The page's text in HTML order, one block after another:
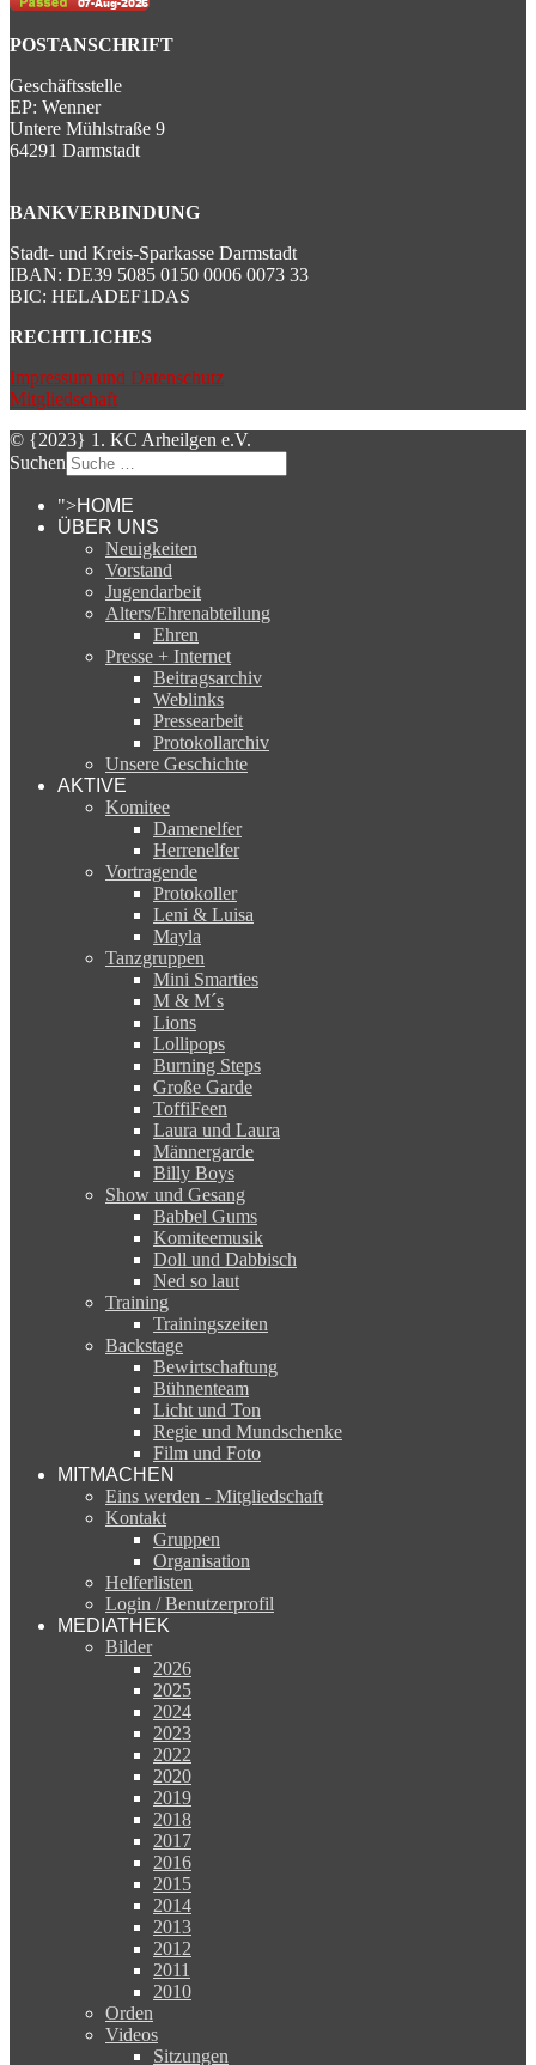
POSTANSCHRIFT
Geschäftsstelle
EP: Wenner
Untere Mühlstraße 9
64291 Darmstadt
BANKVERBINDUNG
Stadt- und Kreis-Sparkasse Darmstadt
IBAN: DE39 5085 0150 0006 0073 33
BIC: HELADEF1DAS
RECHTLICHES
Impressum und Datenschutz
Mitgliedschaft
© {2023} 1. KC Arheilgen e.V.
Suchen
">HOME
ÜBER UNS
Neuigkeiten
Vorstand
Jugendarbeit
Alters/Ehrenabteilung
Ehren
Presse + Internet
Beitragsarchiv
Weblinks
Pressearbeit
Protokollarchiv
Unsere Geschichte
AKTIVE
Komitee
Damenelfer
Herrenelfer
Vortragende
Protokoller
Leni & Luisa
Mayla
Tanzgruppen
Mini Smarties
M & M´s
Lions
Lollipops
Burning Steps
Große Garde
ToffiFeen
Laura und Laura
Männergarde
Billy Boys
Show und Gesang
Babbel Gums
Komiteemusik
Doll und Dabbisch
Ned so laut
Training
Trainingszeiten
Backstage
Bewirtschaftung
Bühnenteam
Licht und Ton
Regie und Mundschenke
Film und Foto
MITMACHEN
Eins werden - Mitgliedschaft
Kontakt
Gruppen
Organisation
Helferlisten
Login / Benutzerprofil
MEDIATHEK
Bilder
2026
2025
2024
2023
2022
2020
2019
2018
2017
2016
2015
2014
2013
2012
2011
2010
Orden
Videos
Sitzungen